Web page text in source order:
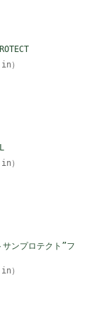
）
）
サンプロテクト”フ
）